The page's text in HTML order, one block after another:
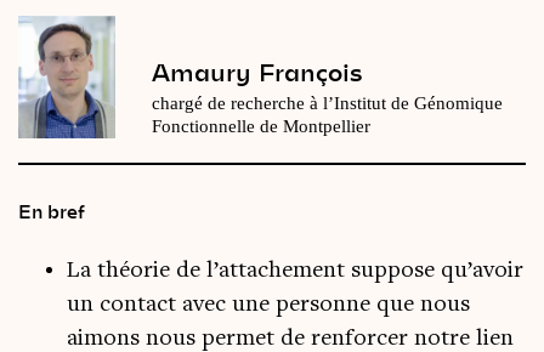
Amaury François
chargé de recherche à l’Institut de Génomique
Fonctionnelle de Montpellier
En bref
La théorie de l’attachement suppose qu’avoir
un contact avec une personne que nous
aimons nous permet de renforcer notre lien